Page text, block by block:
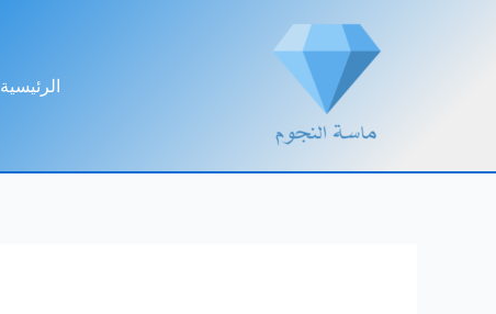
الرئيسية